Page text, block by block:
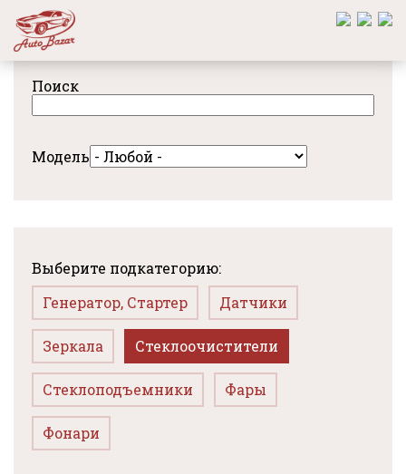
Перейти
основному
содержанию
Поиск
Модель
Выберите подкатегорию:
Генератор, Стартер
Датчики
Зеркала Стеклоочистители
Стеклоподъемники Фары
Фонари